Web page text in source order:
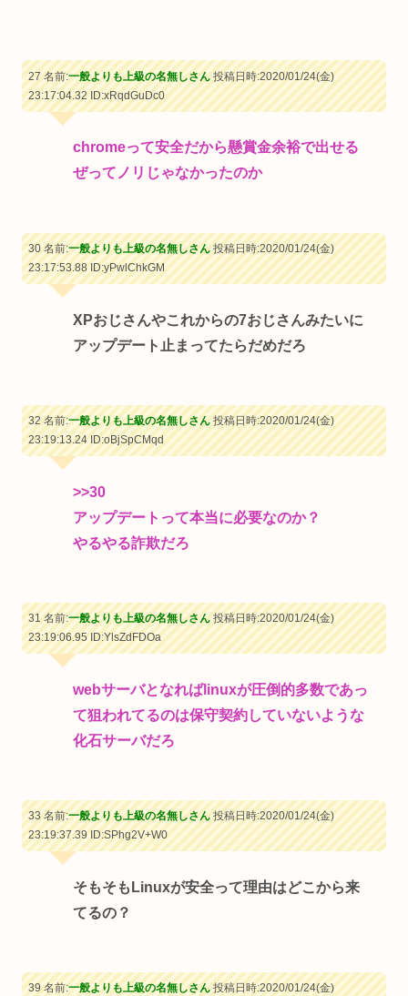
27 名前:一般よりも上級の名無しさん投稿日時:2020/01/24(金)
23:17:04.32ID:xRqdGuDc0
chromeって安全だから懸賞金余裕で出せる
ぜってノリじゃなかったのか
30 名前:一般よりも上級の名無しさん投稿日時:2020/01/24(金)
23:17:53.88ID:yPwlChkGM
XPおじさんやこれからの7おじさんみたいに
アップデート止まってたらだめだろ
32 名前:一般よりも上級の名無しさん投稿日時:2020/01/24(金)
23:19:13.24ID:oBjSpCMqd
>>30
アップデートって本当に必要なのか？
やるやる詐欺だろ
31 名前:一般よりも上級の名無しさん投稿日時:2020/01/24(金)
23:19:06.95ID:YlsZdFDOa
webサーバとなればlinuxが圧倒的多数であっ
て狙われてるのは保守契約していないような
化石サーバだろ
33 名前:一般よりも上級の名無しさん投稿日時:2020/01/24(金)
23:19:37.39ID:SPhg2V+W0
そもそもLinuxが安全って理由はどこから来
てるの？
39 名前:一般よりも上級の名無しさん投稿日時:2020/01/24(金)